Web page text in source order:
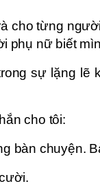
cho từng
phụ nữ biết
sự lặng lẽ
cho tôi:
bàn chuyện.